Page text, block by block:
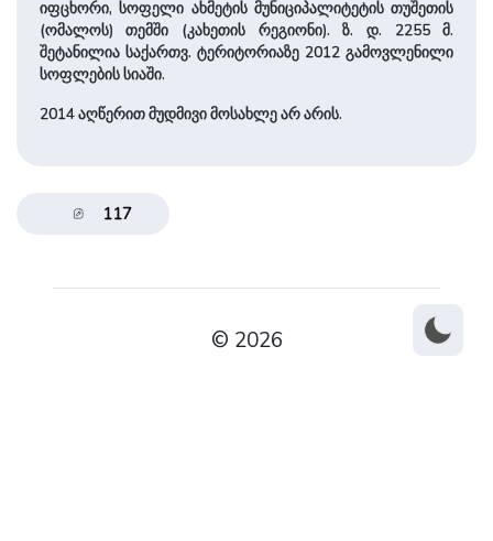
იფცხორი, სოფელი ახმეტის მუნიციპალიტეტის თუშეთის
(ომალოს) თემში (კა­ხე­თის რეგიონი). ზ. დ. 2255 მ.
შეტანილია სა­ქართვ. ტერიტორიაზე 2012 გამოვლენილი
სოფლების სიაში.
2014 აღწერით მუდმივი მოსახლე არ არის.
117
© 2026